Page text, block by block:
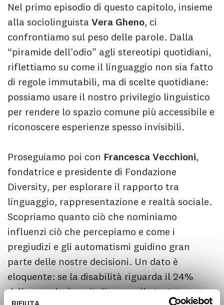
RIFIUTA
Nel primo episodio di questo capitolo, insieme
alla sociolinguista Vera Gheno, ci
confrontiamo sul peso delle parole. Dalla
“piramide dell’odio” agli stereotipi quotidiani,
riflettiamo su come il linguaggio non sia fatto
di regole immutabili, ma di scelte quotidiane:
possiamo usare il nostro privilegio linguistico
per rendere lo spazio comune più accessibile e
riconoscere esperienze spesso invisibili.
Proseguiamo poi con Francesca Vecchioni,
fondatrice e presidente di Fondazione
Diversity, per esplorare il rapporto tra
linguaggio, rappresentazione e realtà sociale.
Scopriamo quanto ciò che nominiamo
influenzi ciò che percepiamo e come i
pregiudizi e gli automatismi guidino gran
parte delle nostre decisioni. Un dato è
eloquente: se la disabilità riguarda il 24%
della popolazione italiana, nelle testate